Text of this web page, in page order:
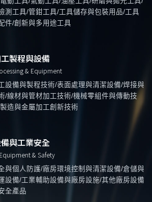
測工具/管鉗工具/工具儲存與包裝用品/工具
件/創新與多用途工具
製程與設備
& Equipment
設備與製程技術/表面處理與清潔設備/焊接與
/線材與管材加工技術/機械零組件與傳動技
造與金屬加工創新技術
與工業安全
& Safety
與個人防護/廠房環境控制與清潔設備/倉儲與
設備/工業輔助設備與廠房設施/其他廠房設備
全產品